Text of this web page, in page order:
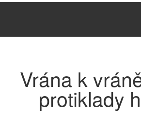
Vrána k
protiklady